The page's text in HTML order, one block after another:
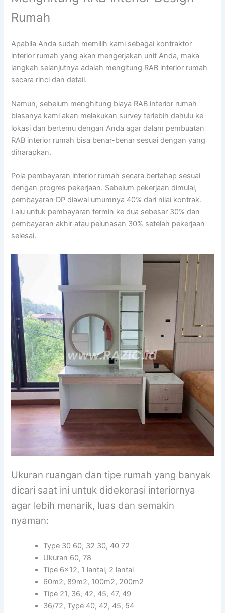
Rumah
Apabila Anda sudah memilih kami sebagai kontraktor
interior rumah yang akan mengerjakan unit Anda, maka
langkah selanjutnya adalah mengitung RAB interior rumah
secara rinci dan detail.
Namun, sebelum menghitung biaya RAB interior rumah
biasanya kami akan melakukan survey terlebih dahulu ke
lokasi dan bertemu dengan Anda agar dalam pembuatan
RAB interior rumah bisa benar-benar sesuai dengan yang
diharapkan.
Pola pembayaran interior rumah secara bertahap sesuai
dengan progres pekerjaan. Sebelum pekerjaan dimulai,
pembayaran DP diawal umumnya 40% dari nilai kontrak.
Lalu untuk pembayaran termin ke dua sebesar 30% dan
pembayaran akhir atau pelunasan 30% setelah pekerjaan
selesai.
Ukuran ruangan dan tipe rumah yang banyak
dicari saat ini untuk didekorasi interiornya
agar lebih menarik, luas dan semakin
nyaman:
Type 30 60, 32 30, 40 72
Ukuran 60, 78
Tipe 6×12, 1 lantai, 2 lantai
60m2, 89m2, 100m2, 200m2
Tipe 21, 36, 42, 45, 47, 49
36/72, Type 40, 42, 45, 54